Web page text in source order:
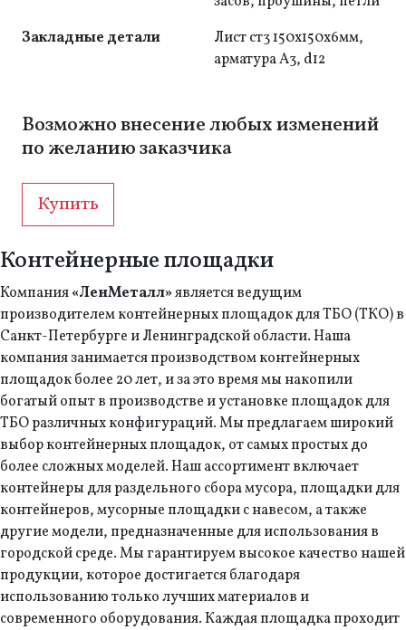
Закладные детали
Лист ст3 150х150х6мм,
арматура А3, d12
Возможно внесение любых изменений
по желанию заказчика
Купить
Контейнерные площадки
Компания«ЛенМеталл»является ведущим
производителем контейнерных площадок для ТБО (ТКО) в
Санкт-Петербурге и Ленинградской области. Наша
компания занимается производством контейнерных
площадок более 20 лет, и за это время мы накопили
богатый опыт в производстве и установке площадок для
ТБО различных конфигураций. Мы предлагаем широкий
выбор контейнерных площадок, от самых простых до
более сложных моделей. Наш ассортимент включает
контейнеры для раздельного сбора мусора, площадки для
контейнеров, мусорные площадки с навесом, а также
другие модели, предназначенные для использования в
городской среде. Мы гарантируем высокое качество нашей
продукции, которое достигается благодаря
использованию только лучших материалов и
современного оборудования. Каждая площадка проходит